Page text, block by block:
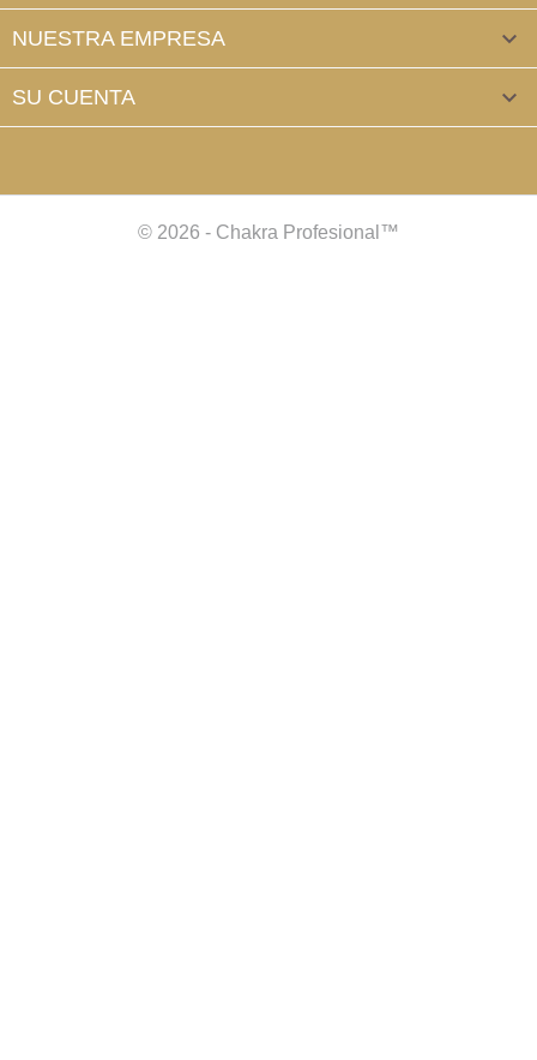
NUESTRA EMPRESA 
SU CUENTA 
© 2026 - Chakra Profesional™